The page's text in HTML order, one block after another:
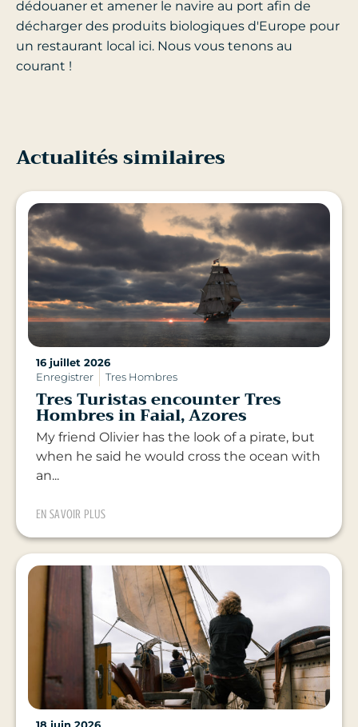
dédouaner et amener le navire au port afin de
décharger des produits biologiques d'Europe pour
un restaurant local ici. Nous vous tenons au
courant !
Actualités similaires
16 juillet 2026
Enregistrer
Tres Hombres
Tres Turistas encounter Tres
Hombres in Faial, Azores
My friend Olivier has the look of a pirate, but
when he said he would cross the ocean with
an...
EN SAVOIR PLUS